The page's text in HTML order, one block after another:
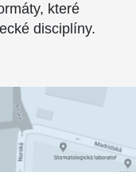
které
disciplíny.